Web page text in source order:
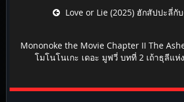
Post navigationLove or Lie (2025) ฮักสัปปะลี่กั
Mononoke the Movie Chapter II The
โมโนโนเกะ เดอะ มูฟวี่ บทที่ 2 เถ้าธุลีแ